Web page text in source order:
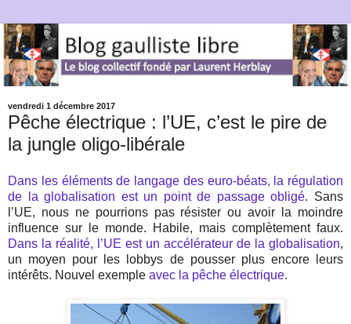
vendredi 1 décembre 2017
Pêche électrique : l’UE, c’est le pire de
la jungle oligo-libérale
Dans les éléments de langage des euro-béats, la régulation
de la globalisation est un point de passage obligé. Sans
l’UE, nous ne pourrions pas résister ou avoir la moindre
influence sur le monde. Habile, mais complètement faux.
Dans la réalité, l’UE est un accélérateur de la globalisation,
un moyen pour les lobbys de pousser plus encore leurs
intérêts. Nouvel exemple avec la pêche électrique.